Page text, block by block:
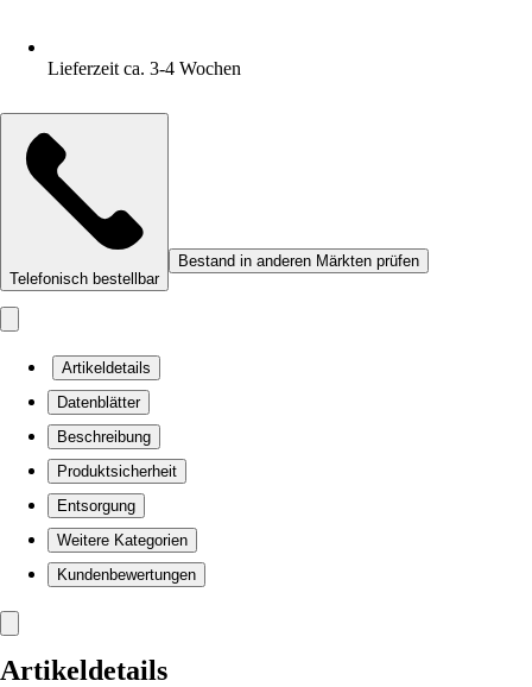
Lieferzeit ca. 3-4 Wochen
Telefonisch bestellbar
Bestand in anderen Märkten prüfen
Artikeldetails
Datenblätter
Beschreibung
Produktsicherheit
Entsorgung
Weitere Kategorien
Kundenbewertungen
Artikeldetails